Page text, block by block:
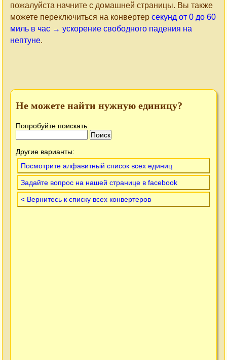
пожалуйста начните с домашней страницы. Вы также
можете переключиться на конвертер секунд от 0 до 60
миль в час → ускорение свободного падения на
нептуне.
Не можете найти нужную единицу?
Попробуйте поискать:
Другие варианты:
Посмотрите алфавитный список всех единиц
Задайте вопрос на нашей странице в facebook
< Вернитесь к списку всех конвертеров